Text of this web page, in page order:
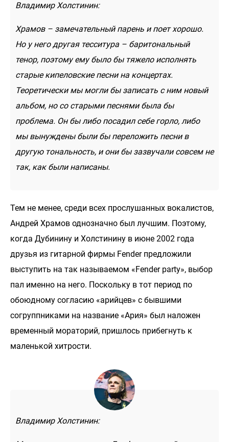
Владимир Холстинин:
Храмов – замечательный парень и поет хорошо.
Но у него другая тесситура – баритональный
тенор, поэтому ему было бы тяжело исполнять
старые кипеловские песни на концертах.
Теоретически мы могли бы записать с ним новый
альбом, но со старыми песнями была бы
проблема. Он бы либо посадил себе горло, либо
мы вынуждены были бы переложить песни в
другую тональность, и они бы зазвучали совсем не
так, как были написаны.
Тем не менее, среди всех прослушанных вокалистов,
Андрей Храмов однозначно был лучшим. Поэтому,
когда Дубинину и Холстинину в июне 2002 года
друзья из гитарной фирмы Fender предложили
выступить на так называемом «Fender party», выбор
пал именно на него. Поскольку в тот период по
обоюдному согласию «арийцев» с бывшими
согруппниками на название «Ария» был наложен
временный мораторий, пришлось прибегнуть к
маленькой хитрости.
Владимир Холстинин: